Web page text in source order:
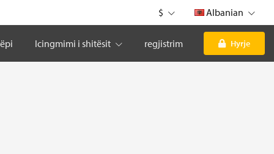
$ Albanian
Icingmimi i shitësit regjistrim Hyrje